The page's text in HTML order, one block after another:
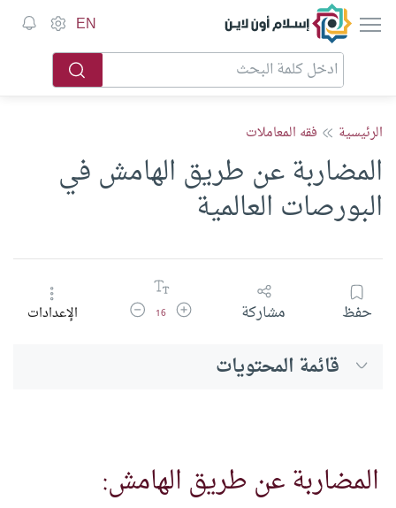
إسلام أون لاين EN
الرئيسية فقه المعاملات
المضاربة عن طريق الهامش في
البورصات العالمية
حفظ مشاركة زيادة حجم الخط
16 تقليل حجم الخطالإعدادات
قائمة المحتويات
المضاربة عن طريق الهامش: